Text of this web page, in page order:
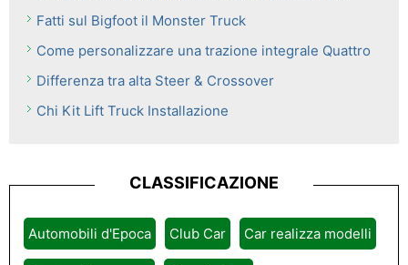
Fatti sul Bigfoot il Monster Truck
Come personalizzare una trazione integrale Quattro
Differenza tra alta Steer & Crossover
Chi Kit Lift Truck Installazione
CLASSIFICAZIONE
Automobili d'Epoca Club Car Car realizza modelli